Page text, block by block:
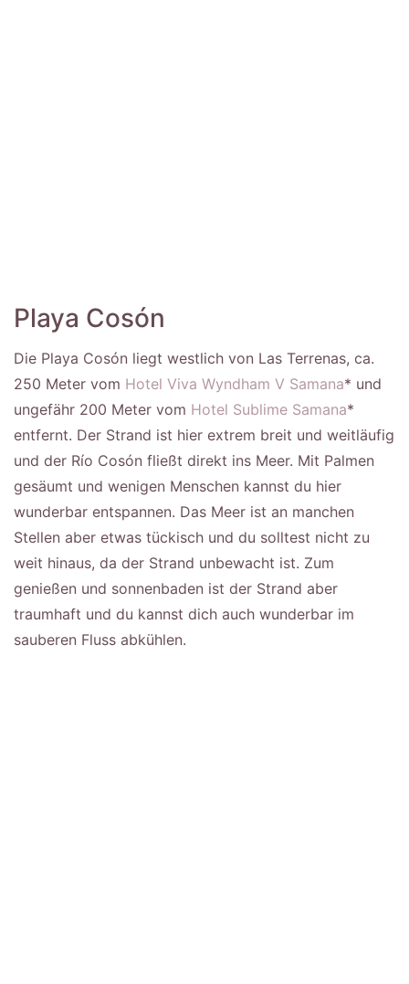
Playa Cosón
Die Playa Cosón liegt westlich von Las Terrenas, ca.
250 Meter vom Hotel Viva Wyndham V Samana* und
ungefähr 200 Meter vom Hotel Sublime Samana*
entfernt. Der Strand ist hier extrem breit und weitläufig
und der Río Cosón fließt direkt ins Meer. Mit Palmen
gesäumt und wenigen Menschen kannst du hier
wunderbar entspannen. Das Meer ist an manchen
Stellen aber etwas tückisch und du solltest nicht zu
weit hinaus, da der Strand unbewacht ist. Zum
genießen und sonnenbaden ist der Strand aber
traumhaft und du kannst dich auch wunderbar im
sauberen Fluss abkühlen.